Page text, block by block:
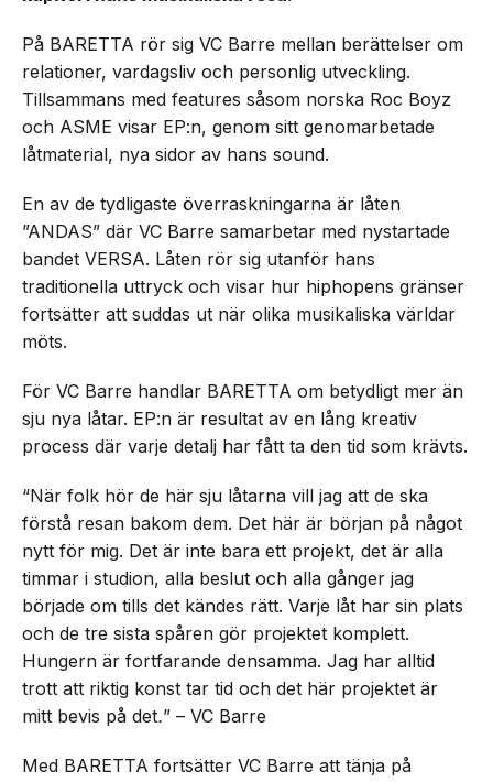
På BARETTA rör sig VC Barre mellan berättelser om
relationer, vardagsliv och personlig utveckling.
Tillsammans med features såsom norska Roc Boyz
och ASME visar EP:n, genom sitt genomarbetade
låtmaterial, nya sidor av hans sound.
En av de tydligaste överraskningarna är låten
”ANDAS” där VC Barre samarbetar med nystartade
bandet VERSA. Låten rör sig utanför hans
traditionella uttryck och visar hur hiphopens gränser
fortsätter att suddas ut när olika musikaliska världar
möts.
För VC Barre handlar BARETTA om betydligt mer än
sju nya låtar. EP:n är resultat av en lång kreativ
process där varje detalj har fått ta den tid som krävts.
“När folk hör de här sju låtarna vill jag att de ska
förstå resan bakom dem. Det här är början på något
nytt för mig. Det är inte bara ett projekt, det är alla
timmar i studion, alla beslut och alla gånger jag
började om tills det kändes rätt. Varje låt har sin plats
och de tre sista spåren gör projektet komplett.
Hungern är fortfarande densamma. Jag har alltid
trott att riktig konst tar tid och det här projektet är
mitt bevis på det.” – VC Barre
Med BARETTA fortsätter VC Barre att tänja på